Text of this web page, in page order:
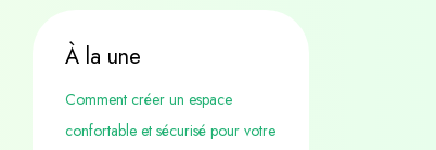
À la une
Comment créer un espace
confortable et sécurisé pour votre